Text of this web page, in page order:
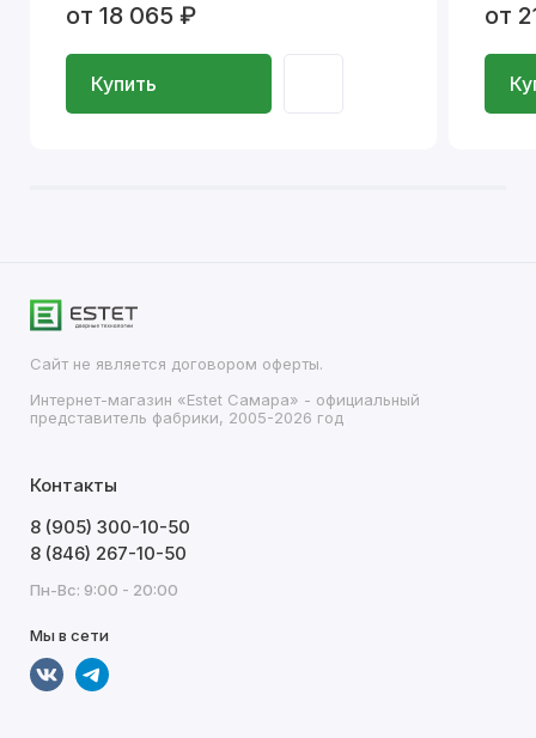
от 18 065 ₽
Купить
от
Сайт не является договором оферты.
Интернет-магазин «Estet Самара» - официальный
представитель фабрики, 2005-2026 год
Контакты
8 (905) 300-10-50
8 (846) 267-10-50
Пн-Вс: 9:00 - 20:00
Мы в сети